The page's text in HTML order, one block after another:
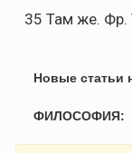
35 Там же. Фр.
Новые статьи
ФИЛОСОФИЯ: